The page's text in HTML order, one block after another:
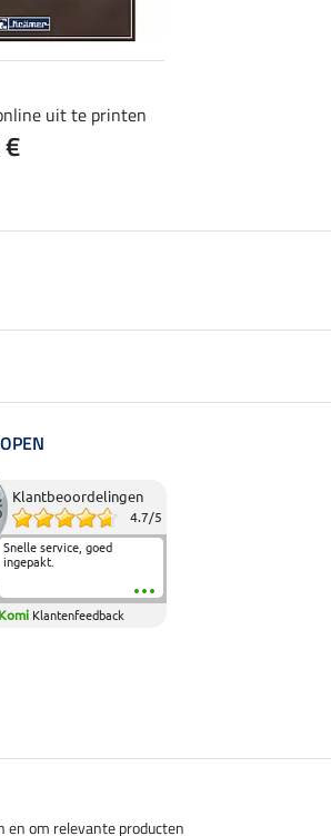
uit te printen
Klantbeoordelingen
4.7/5
Snelle service, goed
ingepakt.
Klantenfeedback
en om relevante producten